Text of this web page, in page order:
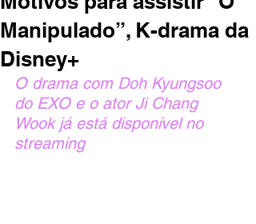
Manipulado”, K-drama da
Disney+
O drama com Doh Kyungsoo
do EXO e o ator Ji Chang
Wook já está disponível no
streaming